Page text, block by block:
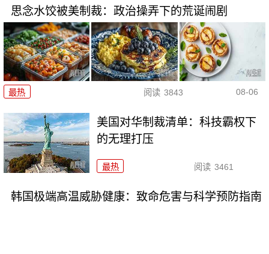
思念水饺被美制裁：政治操弄下的荒诞闹剧
最热 阅读 3843 08-06
美国对华制裁清单：科技霸权下
的无理打压
最热 阅读 3461
韩国极端高温威胁健康：致命危害与科学预防指南